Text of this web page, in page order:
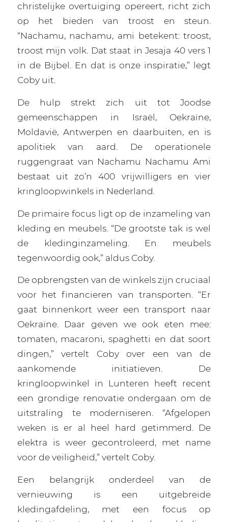
christelijke overtuiging opereert, richt zich
op het bieden van troost en steun.
“Nachamu, nachamu, ami betekent: troost,
troost mijn volk. Dat staat in Jesaja 40 vers 1
in de Bijbel. En dat is onze inspiratie,” legt
Coby uit.
De hulp strekt zich uit tot Joodse
gemeenschappen in Israël, Oekraïne,
Moldavië, Antwerpen en daarbuiten, en is
apolitiek van aard. De operationele
ruggengraat van Nachamu Nachamu Ami
bestaat uit zo’n 400 vrijwilligers en vier
kringloopwinkels in Nederland.
De primaire focus ligt op de inzameling van
kleding en meubels. “De grootste tak is wel
de kledinginzameling. En meubels
tegenwoordig ook,” aldus Coby.
De opbrengsten van de winkels zijn cruciaal
voor het financieren van transporten. “Er
gaat binnenkort weer een transport naar
Oekraïne. Daar geven we ook eten mee:
tomaten, macaroni, spaghetti en dat soort
dingen,” vertelt Coby over een van de
aankomende initiatieven. De
kringloopwinkel in Lunteren heeft recent
een grondige renovatie ondergaan om de
uitstraling te moderniseren. “Afgelopen
weken is er al heel hard getimmerd. De
elektra is weer gecontroleerd, met name
voor de veiligheid,” vertelt Coby.
Een belangrijk onderdeel van de
vernieuwing is een uitgebreide
kledingafdeling, met een focus op